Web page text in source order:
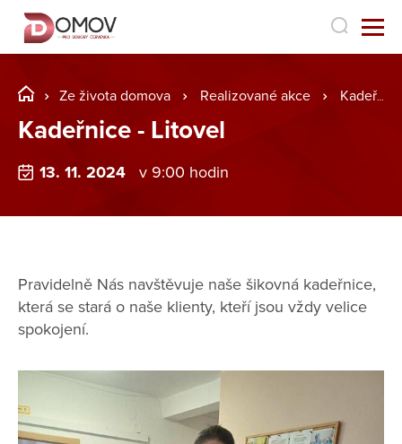
Ze života domova Realizované akce Kadeřnice - Litovel
Kadeřnice - Litovel
13. 11. 2024 v 9:00 hodin
Pravidelně Nás navštěvuje naše šikovná kadeřnice,
která se stará o naše klienty, kteří jsou vždy velice
spokojení.